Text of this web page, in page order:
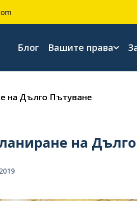
Блог Вашите права
на Дълго Пътуване
на